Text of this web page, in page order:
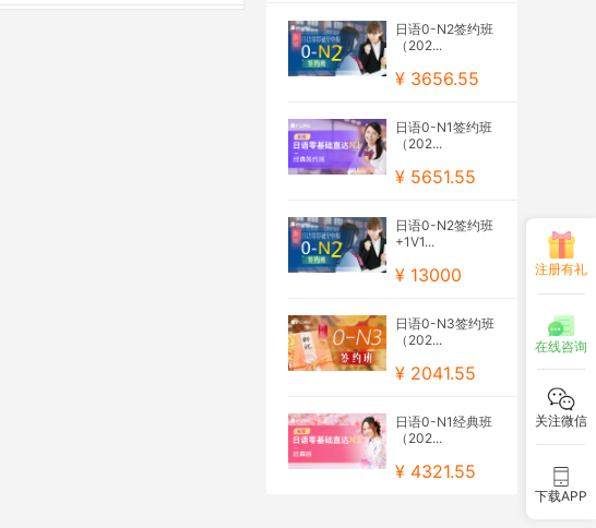
日语0-N2签约班
（202...
¥ 3656.55
日语0-N1签约班
（202...
¥ 5651.55
日语0-N2签约班
+1V1...
¥ 13000
日语0-N3签约班
（202...
¥ 2041.55
日语0-N1经典班
（202...
¥ 4321.55
注册有礼
在线咨询
关注微信
下载APP